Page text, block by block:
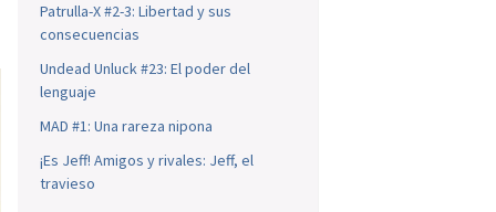
Patrulla-X #2-3: Libertad y sus
consecuencias
Undead Unluck #23: El poder del
lenguaje
MAD #1: Una rareza nipona
¡Es Jeff! Amigos y rivales: Jeff, el
travieso